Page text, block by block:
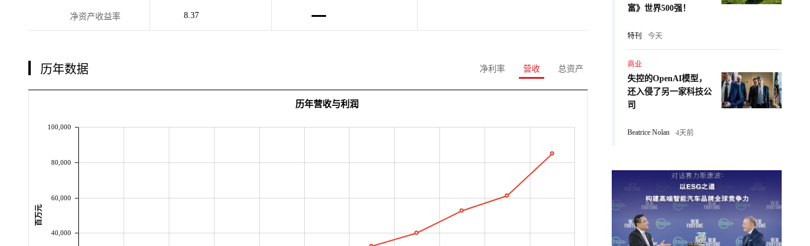
净资产收益率 8.37
历年数据 净利率 营收 总资产
40,000
60,000
80,000
100,000
百万元
历年营收与利润
富》世界500强！
特刊 今天
商业
失控的OpenAI模型，
还入侵了另一家科技公
司
Beatrice Nolan 4天前